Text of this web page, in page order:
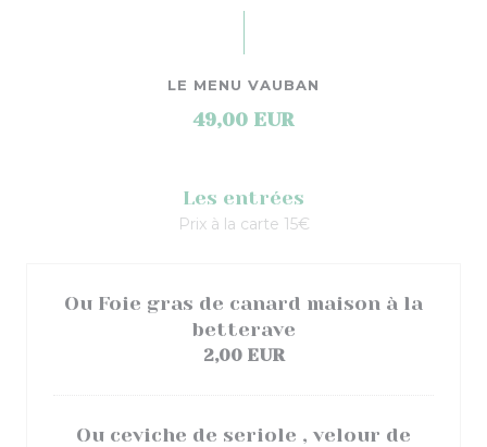
LE MENU VAUBAN
49,00 EUR
Les entrées
Prix à la carte 15€
Ou Foie gras de canard maison à la
betterave
2,00 EUR
Ou ceviche de seriole , velour de